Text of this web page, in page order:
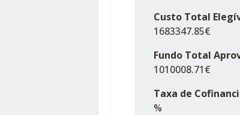
Custo Total
1683347.85€
Fundo Total
1010008.71€
Taxa de
%